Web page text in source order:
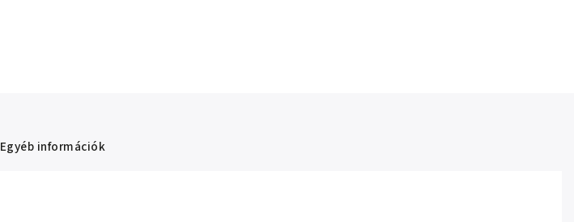
Egyéb információk